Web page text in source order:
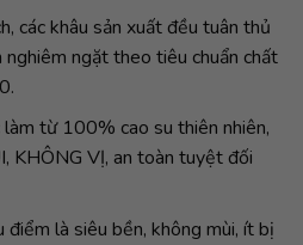
các khâu sản xuất đều tuân thủ
ngặt theo tiêu chuẩn chất
từ 100% cao su thiên nhiên,
KHÔNG VỊ, an toàn tuyệt đối
điểm là siêu bền, không mùi, ít bị